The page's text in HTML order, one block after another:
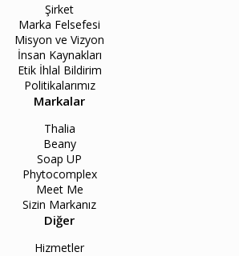
Şirket
Marka Felsefesi
Misyon ve Vizyon
İnsan Kaynakları
Etik İhlal Bildirim
Politikalarımız
Markalar
Thalia
Beany
Soap UP
Phytocomplex
Meet Me
Sizin Markanız
Diğer
Hizmetler